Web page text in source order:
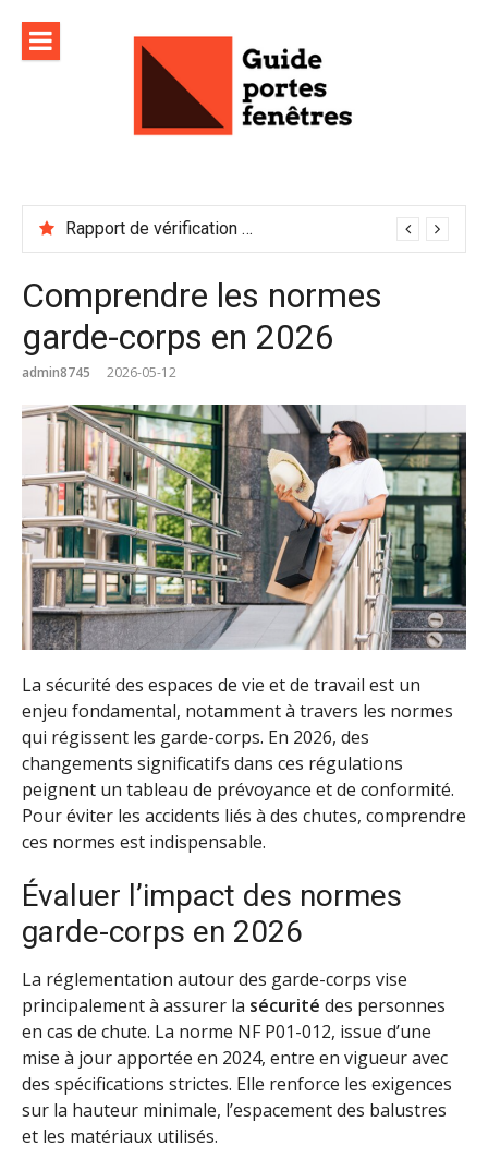
contenu
Rapport de vérification sécurité : à conserver précieusement
Comprendre les normes
garde-corps en 2026
admin8745 2026-05-12
La sécurité des espaces de vie et de travail est un
enjeu fondamental, notamment à travers les normes
qui régissent les garde-corps. En 2026, des
changements significatifs dans ces régulations
peignent un tableau de prévoyance et de conformité.
Pour éviter les accidents liés à des chutes, comprendre
ces normes est indispensable.
Évaluer l’impact des normes
garde-corps en 2026
La réglementation autour des garde-corps vise
principalement à assurer la sécurité des personnes
en cas de chute. La norme NF P01-012, issue d’une
mise à jour apportée en 2024, entre en vigueur avec
des spécifications strictes. Elle renforce les exigences
sur la hauteur minimale, l’espacement des balustres
et les matériaux utilisés.